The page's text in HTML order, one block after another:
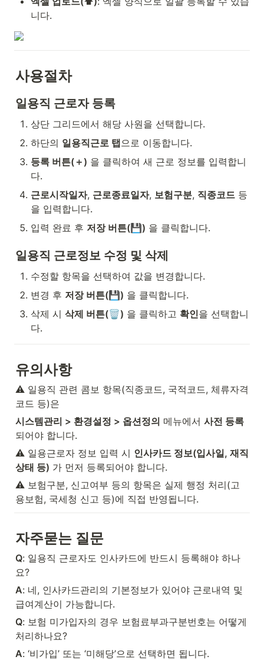
니다.
사용절차
일용직 근로자 등록
상단 그리드에서 해당 사원을 선택합니다.
하단의 일용직근로 탭으로 이동합니다.
등록 버튼(＋) 을 클릭하여 새 근로 정보를 입력합니
다.
근로시작일자, 근로종료일자, 보험구분, 직종코드 등
을 입력합니다.
입력 완료 후 저장 버튼(💾) 을 클릭합니다.
일용직 근로정보 수정 및 삭제
수정할 항목을 선택하여 값을 변경합니다.
변경 후 저장 버튼(💾) 을 클릭합니다.
삭제 시 삭제 버튼(🗑️) 을 클릭하고 확인을 선택합니
다.
유의사항
⚠️ 일용직 관련 콤보 항목(직종코드, 국적코드, 체류자격
코드 등)은
시스템관리 > 환경설정 > 옵션정의 메뉴에서 사전 등록
되어야 합니다.
⚠️ 일용근로자 정보 입력 시 인사카드 정보(입사일, 재직
상태 등) 가 먼저 등록되어야 합니다.
⚠️ 보험구분, 신고여부 등의 항목은 실제 행정 처리(고
용보험, 국세청 신고 등)에 직접 반영됩니다.
자주묻는 질문
Q: 일용직 근로자도 인사카드에 반드시 등록해야 하나
요?
A: 네, 인사카드관리의 기본정보가 있어야 근로내역 및
급여계산이 가능합니다.
Q: 보험 미가입자의 경우 보험료부과구분번호는 어떻게
처리하나요?
A: ‘비가입’ 또는 ‘미해당’으로 선택하면 됩니다.